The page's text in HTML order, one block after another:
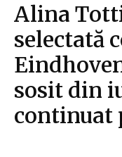
Alina
selectată
sosit din
continuat